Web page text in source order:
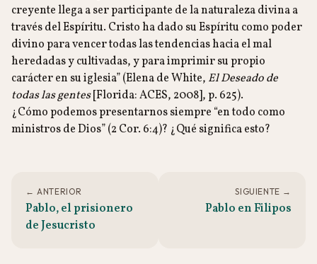
creyente llega a ser participante de la naturaleza divina a
través del Espíritu. Cristo ha dado su Espíritu como poder
divino para vencer todas las tendencias hacia el mal
heredadas y cultivadas, y para imprimir su propio
carácter en su iglesia” (Elena de White, El Deseado de
todas las gentes[Florida: ACES, 2008], p. 625).
¿Cómo podemos presentarnos siempre “en todo como
ministros de Dios” (2 Cor. 6:4)? ¿Qué significa esto?
← ANTERIOR
Pablo, el prisionero
de Jesucristo
SIGUIENTE →
Pablo en Filipos